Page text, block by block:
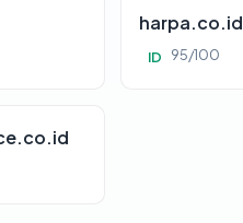
harpa.co.id
ID 95/100